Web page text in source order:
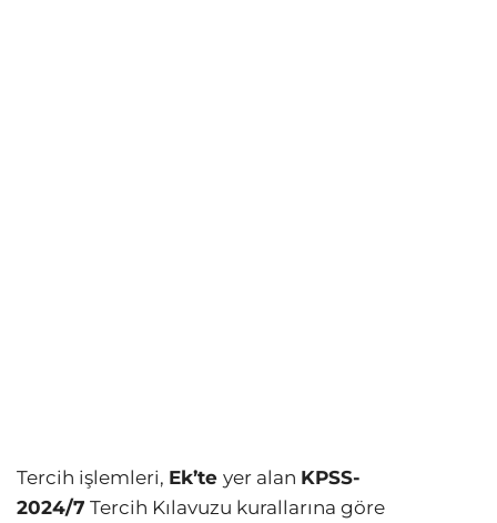
Tercih işlemleri, Ek’te yer alan KPSS-
2024/7 Tercih Kılavuzu kurallarına göre